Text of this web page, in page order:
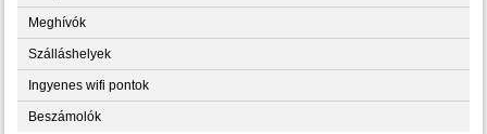
Meghívók
Szálláshelyek
Ingyenes wifi pontok
Beszámolók